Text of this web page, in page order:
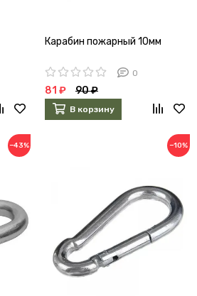
Карабин пожарный 10мм
0
81 ₽ 90 ₽
В корзину
−43% −10%